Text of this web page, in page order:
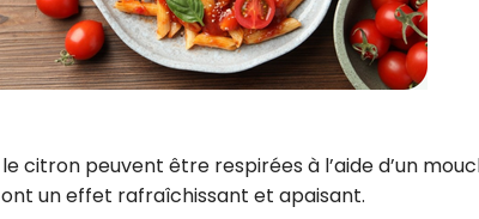
citron peuvent être respirées à l’aide d’un
un effet rafraîchissant et apaisant.